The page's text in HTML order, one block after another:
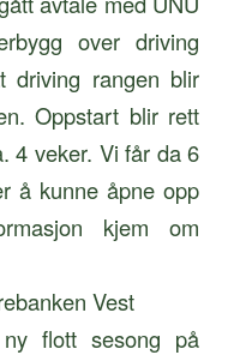
over driving
driving rangen blir
Oppstart blir rett
4 veker. Vi får da 6
å kunne åpne opp
kjem om
Vest
flott sesong på